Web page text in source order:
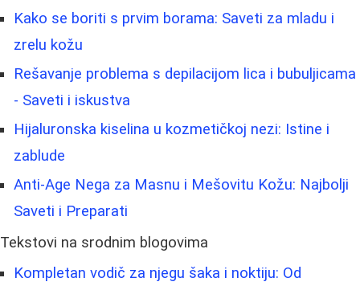
Kako se boriti s prvim borama: Saveti za mladu i
zrelu kožu
Rešavanje problema s depilacijom lica i bubuljicama
- Saveti i iskustva
Hijaluronska kiselina u kozmetičkoj nezi: Istine i
zablude
Anti-Age Nega za Masnu i Mešovitu Kožu: Najbolji
Saveti i Preparati
Tekstovi na srodnim blogovima
Kompletan vodič za njegu šaka i noktiju: Od